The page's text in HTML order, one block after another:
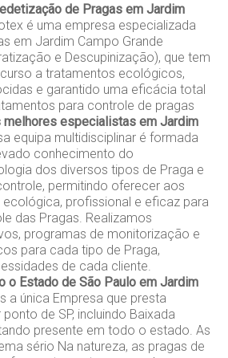
de Pragas em Jardim
é uma empresa especializada
em Jardim Campo Grande
e Descupinização), que tem
a tratamentos ecológicos,
e garantido uma eficácia total
para controle de pragas
melhores especialistas em Jardim
equipa multidisciplinar é formada
conhecimento do
dos diversos tipos de Praga e
permitindo oferecer aos
profissional e eficaz para
das Pragas. Realizamos
programas de monitorização e
para cada tipo de Praga,
de cada cliente.
o Estado de São Paulo em Jardim
a única Empresa que presta
de SP, incluindo Baixada
presente em todo o estado. As
sério Na natureza, as pragas de